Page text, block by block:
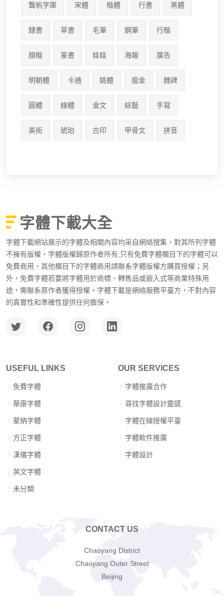
龔帆字庫 宋體 楷體 行書 黑體
隸書 草書 毛筆 鋼筆 行楷
顏楷 篆書 娃娃 海報 廣告
明朝體 卡通 姚體 瘦金 魏碑
圓體 線體 金文 綜藝 手寫
美術 琥珀 古印 甲骨文 拼音
字體下載大全
字體下載網站展示的字體及相關內容均采自網絡搜集，對其所列字體
不擁有版權，字體版權歸原作者所有;只有免費字體欄目下的字體可以
免費商用，其他欄目下的字體商用請聯系字體版權方購買授權；另
外，免費字體若要將字體用於商標、轉售品或嵌入式等商業特殊用
途，需聯系原作者獲得授權。字體下載是網絡服務平臺方，不對內容
的真實性和準確性提供任何擔保。
USEFUL LINKS
免費字體
華康字體
蒙納字體
方正字體
漢儀字體
英文字體
未分類
OUR SERVICES
字體推廣合作
尋找字體設計靈感
字體在線授權平臺
字體軟件推廣
字體設計
CONTACT US
Chaoyang District
Chaoyang Outer Street
Beijing